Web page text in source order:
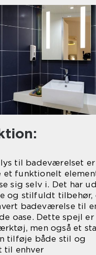
til badeværelset
et funktionelt
sig selv i. Det har
og stilfuldt tilbehør,
badeværelse til
oase. Dette spejl er
men også et
tilføje både stil og
til enhver